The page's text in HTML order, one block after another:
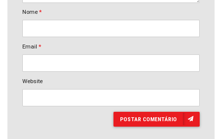
Nome *
Email *
Website
POSTAR COMENTÁRIO